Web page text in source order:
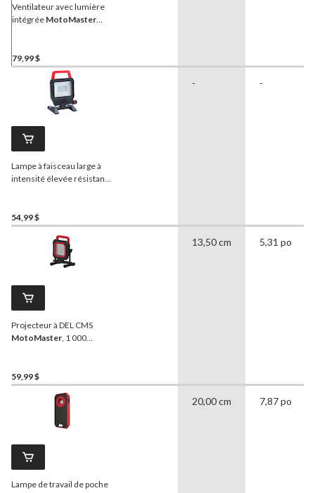
Ventilateur avec lumière
intégrée MotoMaster
79,99 $
Lampe à faisceau large à
intensité élevée résistante
54,99 $
- -
Projecteur à DEL CMS
MotoMaster , 1 000
59,99 $
13,50 cm 5,31 po
Lampe de travail de poche
20,00 cm 7,87 po